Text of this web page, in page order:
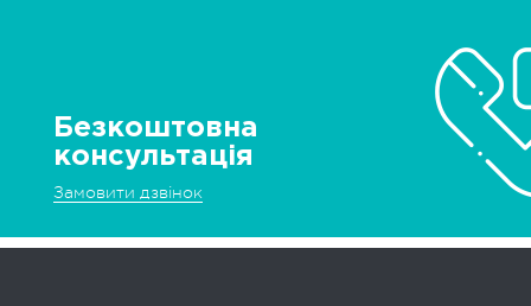
Безкоштовна
консультація
Замовити дзвінок